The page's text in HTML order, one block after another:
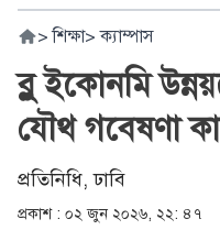
> শিক্ষা> ক্যাম্পাস
ব্লু ইকোনমি
যৌথ গবেষণা
প্রতিনিধি, ঢাবি
প্রকাশ : ০২ জুন ২০২৬, ২২: ৪৭